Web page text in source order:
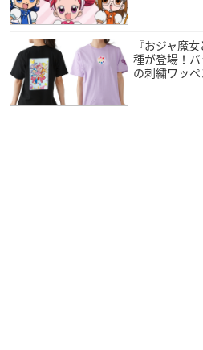
『おジャ魔
種が登場！
の刺繍ワッ